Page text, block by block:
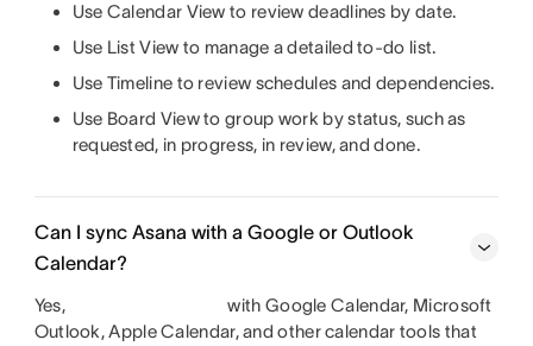
Use Calendar View to review deadlines by date.
Use List View to manage a detailed to-do list.
Use Timeline to review schedules and dependencies.
Use Board View to group work by status, such as
requested, in progress, in review, and done.
Can I sync Asana with a Google or Outlook
Calendar?
Yes,
with Google Calendar, Microsoft
Outlook, Apple Calendar, and other calendar tools that